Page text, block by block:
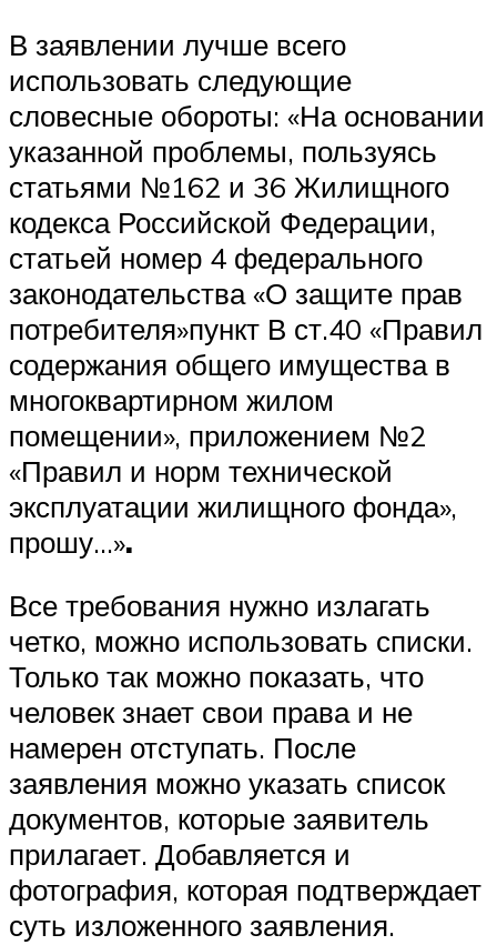
В заявлении лучше всего
использовать следующие
словесные обороты: «На основании
указанной проблемы, пользуясь
статьями №162 и 36 Жилищного
кодекса Российской Федерации,
статьей номер 4 федерального
законодательства «О защите прав
потребителя»пункт В ст.40 «Правил
содержания общего имущества в
многоквартирном жилом
помещении», приложением №2
«Правил и норм технической
эксплуатации жилищного фонда»,
прошу…».
Все требования нужно излагать
четко, можно использовать списки.
Только так можно показать, что
человек знает свои права и не
намерен отступать. После
заявления можно указать список
документов, которые заявитель
прилагает. Добавляется и
фотография, которая подтверждает
суть изложенного заявления.